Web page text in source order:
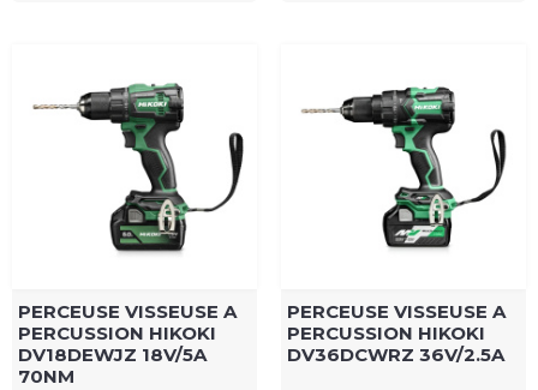
PERCEUSE VISSEUSE A
PERCUSSION HIKOKI
DV18DEWJZ 18V/5A
70NM
PERCEUSE VISSEUSE A
PERCUSSION HIKOKI
DV36DCWRZ 36V/2.5A